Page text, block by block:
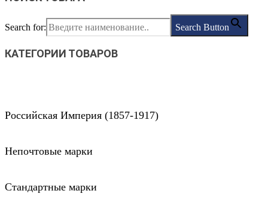
Search for: Search Button
КАТЕГОРИИ ТОВАРОВ
Российская Империя (1857-1917)
Непочтовые марки
Стандартные марки